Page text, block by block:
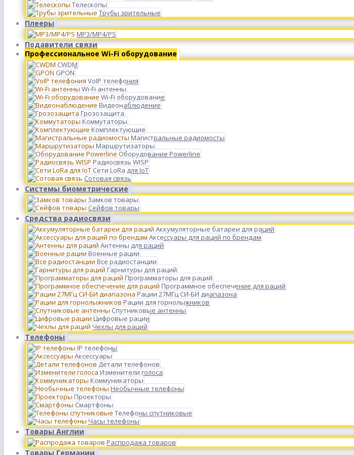
Телескопы
Трубы зрительные
Плееры
MP3/MP4/PS
Подавители связи
Профессиональное Wi-Fi оборудование
CWDM
GPON
VoIP телефония
Wi-Fi антенны
Wi-Fi оборудование
Видеонаблюдение
Грозозащита
Коммутаторы
Комплектующие
Магистральные радиомосты
Маршрутизаторы
Оборудование Powerline
Радиосвязь WISP
Сети LoRa для IoT
Сотовая связь
Системы биометрические
Замков товары
Сейфов товары
Средства радиосвязи
Аккумуляторные батареи для раций
Аксессуары для раций по брендам
Антенны для раций
Военные рации
Все радиостанции
Гарнитуры для раций
Программаторы для раций
Программное обеспечение для раций
Рации 27МГц СИ-БИ диапазона
Рации для горнолыжников
Спутниковые антенны
Цифровые рации
Чехлы для раций
Телефоны
IP телефоны
Аксессуары
Детали телефонов
Изменители голоса
Коммуникаторы
Необычные телефоны
Проекторы
Смартфоны
Телефоны спутниковые
Часы телефоны
Товары Англии
Распродажа товаров
Товары Германии